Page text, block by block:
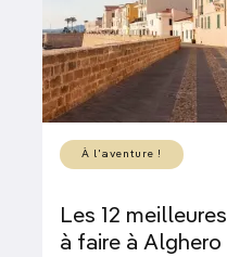
À l'aventure !
Les 12
à faire à Alghero